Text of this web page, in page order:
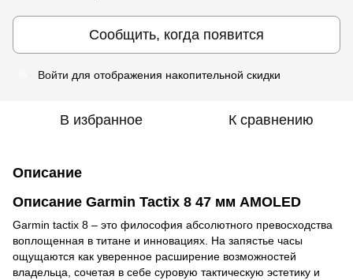
Сообщить, когда появится
Войти для отображения накопительной скидки
В избранное К сравнению
Описание
Описание Garmin Tactix 8 47 мм AMOLED
Garmin tactix 8 – это философия абсолютного превосходства
воплощенная в титане и инновациях. На запястье часы
ощущаются как уверенное расширение возможностей
владельца, сочетая в себе суровую тактическую эстетику и